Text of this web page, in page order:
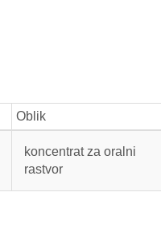
Oblik
koncentrat za oralni
rastvor